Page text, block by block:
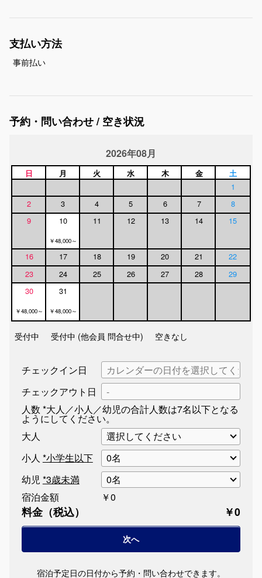
支払い方法
事前払い
予約・問い合わせ / 空き状況
2026年08月
日 月 火 水 木 金 土
1
2
3 4 5 6 7
8
9
10
￥48,000～
11 12 13 14 15
16 17 18 19 20 21
22
23
24 25 26 27 28
29
30
￥48,000～
31
￥48,000～
受付中 受付中 (他会員 問合せ中) 空きなし
チェックイン日
チェックアウト日
人数 *大人／小人／幼児の合計人数は7名以下となる
ようにしてください。
大人
小人 *小学生以下
幼児 *3歳未満
宿泊金額
￥0
料金（税込） ￥0
宿泊予定日の日付から予約・問い合わせできます。